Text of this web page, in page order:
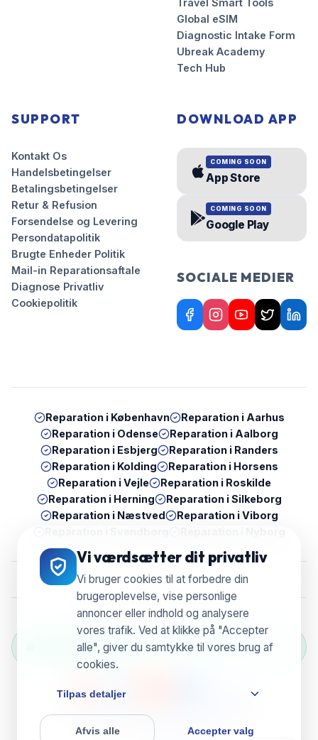
Vi værdsætter dit privatliv
Vi bruger cookies til at forbedre din
brugeroplevelse, vise personlige
annoncer eller indhold og analysere
vores trafik. Ved at klikke på "Accepter
alle", giver du samtykke til vores brug af
cookies.
Tilpas detaljer
Afvis alle Accepter valg
Travel Smart Tools
Global eSIM
Diagnostic Intake Form
Ubreak Academy
Tech Hub
SUPPORT
Kontakt Os
Handelsbetingelser
Betalingsbetingelser
Retur & Refusion
Forsendelse og Levering
Persondatapolitik
Brugte Enheder Politik
Mail-in Reparationsaftale
Diagnose Privatliv
Cookiepolitik
DOWNLOAD APP
COMING SOON
App Store
COMING SOON
Google Play
SOCIALE MEDIER
Reparation i København Reparation i Aarhus
Reparation i Odense Reparation i Aalborg
Reparation i Esbjerg Reparation i Randers
Reparation i Kolding Reparation i Horsens
Reparation iVejle Reparation i Roskilde
Reparation i Herning Reparation i Silkeborg
Reparation i Næstved Reparation i Viborg
Grøn Reparation Selection — Vi genbruger &
reducerer e-waste
Powered by ServixerSpace